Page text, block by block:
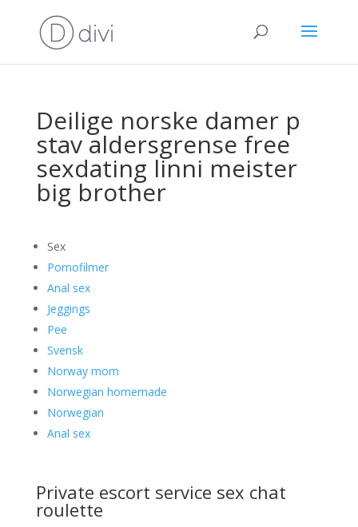
Deilige norske damer p
stav aldersgrense free
sexdating linni meister
big brother
Sex
Pornofilmer
Anal sex
Jeggings
Pee
Svensk
Norway mom
Norwegian homemade
Norwegian
Anal sex
Private escort service sex chat
roulette